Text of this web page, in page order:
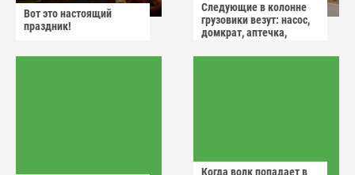
Вот это настоящий
праздник!
Следующие в колонне
грузовики везут: насос,
домкрат, аптечка,
Когда волк попадает в